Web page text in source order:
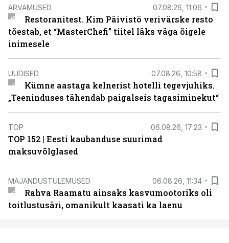
ARVAMUSED 07.08.26, 11:06
Restoranitest. Kim Päivistö verivärske resto
tõestab, et “MasterChefi” tiitel läks väga õigele
inimesele
UUDISED 07.08.26, 10:58
Kümne aastaga kelnerist hotelli tegevjuhiks.
„Teeninduses tähendab paigalseis tagasiminekut“
TOP 06.08.26, 17:23
TOP 152 | Eesti kaubanduse suurimad
maksuvõlglased
MAJANDUSTULEMUSED 06.08.26, 11:34
Rahva Raamatu ainsaks kasvumootoriks oli
toitlustusäri, omanikult kaasati ka laenu